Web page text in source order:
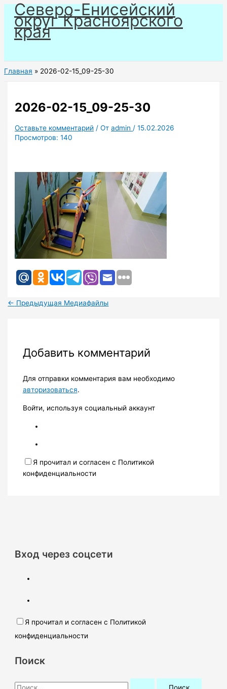
Перейти
содержимому
Северо-Енисейский
округ Красноярского
края
Главная 2026-02-15_09-25-30
2026-02-15_09-25-30
Оставьте комментарий / Отadmin /15.02.2026
Просмотров: 140
← Предыдущая Медиафайлы
Добавить комментарий
Для отправки комментария вам необходимо
авторизоваться.
Войти, используя социальный аккаунт
Я прочитал и согласен с Политикой
конфиденциальности
Вход через соцсети
Я прочитал и согласен с Политикой
конфиденциальности
Поиск
П